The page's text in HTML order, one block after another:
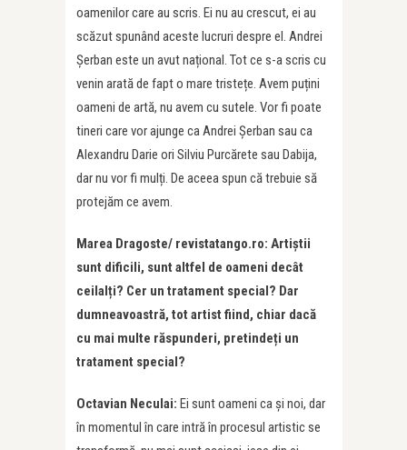
oamenilor care au scris. Ei nu au crescut, ei au
scăzut spunând aceste lucruri despre el. Andrei
Șerban este un avut național. Tot ce s-a scris cu
venin arată de fapt o mare tristețe. Avem puțini
oameni de artă, nu avem cu sutele. Vor fi poate
tineri care vor ajunge ca Andrei Șerban sau ca
Alexandru Darie ori Silviu Purcărete sau Dabija,
dar nu vor fi mulți. De aceea spun că trebuie să
protejăm ce avem.
Marea Dragoste/ revistatango.ro: Artiștii
sunt dificili, sunt altfel de oameni decât
ceilalți? Cer un tratament special? Dar
dumneavoastră, tot artist fiind, chiar dacă
cu mai multe răspunderi, pretindeți un
tratament special?
Octavian Neculai: Ei sunt oameni ca și noi, dar
în momentul în care intră în procesul artistic se